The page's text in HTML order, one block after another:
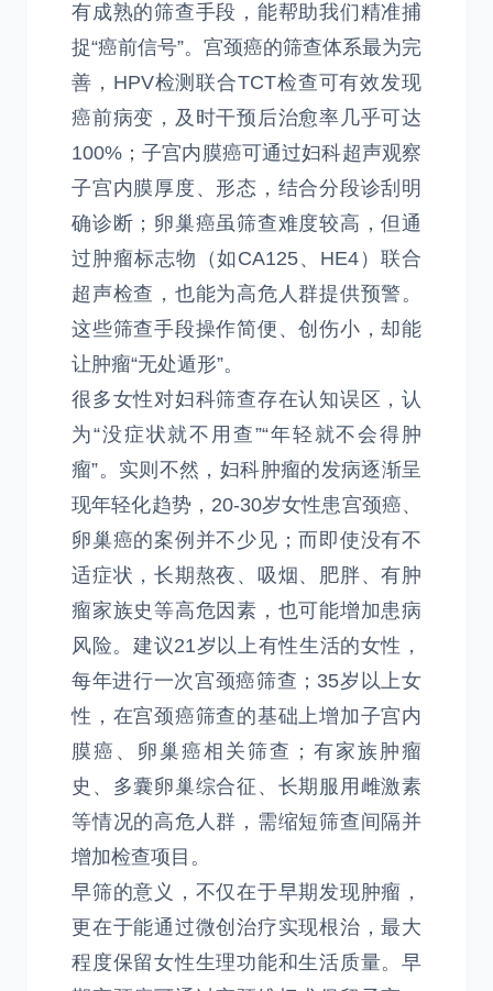
有成熟的筛查手段，能帮助我们精准捕
捉“癌前信号”。宫颈癌的筛查体系最为完
善，HPV检测联合TCT检查可有效发现
癌前病变，及时干预后治愈率几乎可达
100%；子宫内膜癌可通过妇科超声观察
子宫内膜厚度、形态，结合分段诊刮明
确诊断；卵巢癌虽筛查难度较高，但通
过肿瘤标志物（如CA125、HE4）联合
超声检查，也能为高危人群提供预警。
这些筛查手段操作简便、创伤小，却能
让肿瘤“无处遁形”。
很多女性对妇科筛查存在认知误区，认
为“没症状就不用查”“年轻就不会得肿
瘤”。实则不然，妇科肿瘤的发病逐渐呈
现年轻化趋势，20-30岁女性患宫颈癌、
卵巢癌的案例并不少见；而即使没有不
适症状，长期熬夜、吸烟、肥胖、有肿
瘤家族史等高危因素，也可能增加患病
风险。建议21岁以上有性生活的女性，
每年进行一次宫颈癌筛查；35岁以上女
性，在宫颈癌筛查的基础上增加子宫内
膜癌、卵巢癌相关筛查；有家族肿瘤
史、多囊卵巢综合征、长期服用雌激素
等情况的高危人群，需缩短筛查间隔并
增加检查项目。
早筛的意义，不仅在于早期发现肿瘤，
更在于能通过微创治疗实现根治，最大
程度保留女性生理功能和生活质量。早